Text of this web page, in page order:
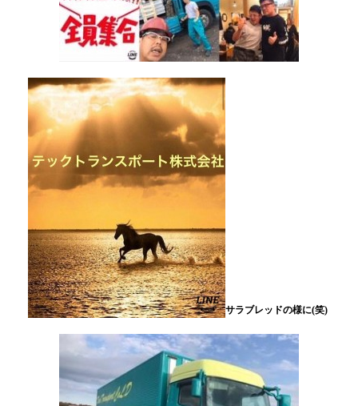
サラブレッドの様に(笑)